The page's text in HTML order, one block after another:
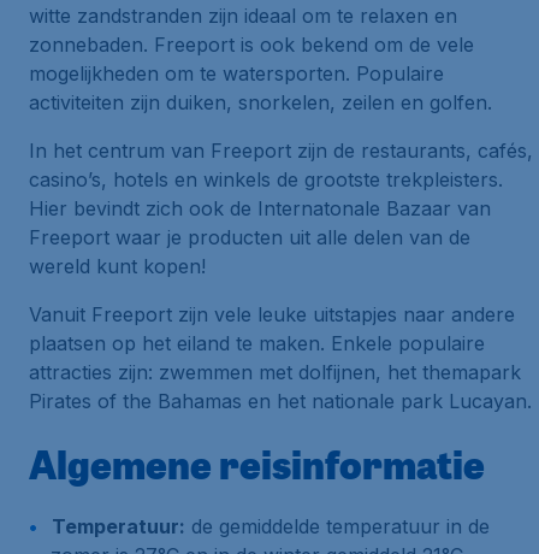
witte zandstranden zijn ideaal om te relaxen en
zonnebaden. Freeport is ook bekend om de vele
mogelijkheden om te watersporten. Populaire
activiteiten zijn duiken, snorkelen, zeilen en golfen.
In het centrum van Freeport zijn de restaurants, cafés,
casino’s, hotels en winkels de grootste trekpleisters.
Hier bevindt zich ook de Internatonale Bazaar van
Freeport waar je producten uit alle delen van de
wereld kunt kopen!
Vanuit Freeport zijn vele leuke uitstapjes naar andere
plaatsen op het eiland te maken. Enkele populaire
attracties zijn: zwemmen met dolfijnen, het themapark
Pirates of the Bahamas en het nationale park Lucayan.
Algemene reisinformatie
Temperatuur: de gemiddelde temperatuur in de